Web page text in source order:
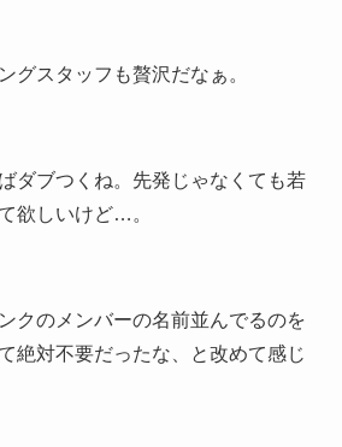
グスタッフも贅沢だなぁ。
ダブつくね。先発じゃなくても若
欲しいけど…。
クのメンバーの名前並んでるのを
絶対不要だったな、と改めて感じ